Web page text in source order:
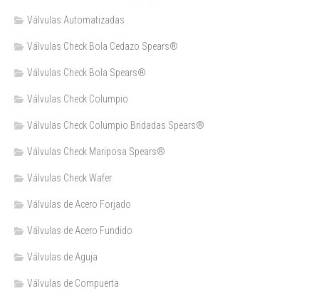
Válvulas Automatizadas
Válvulas Check Bola Cedazo Spears®
Válvulas Check Bola Spears®
Válvulas Check Columpio
Válvulas Check Columpio Bridadas Spears®
Válvulas Check Mariposa Spears®
Válvulas Check Wafer
Válvulas de Acero Forjado
Válvulas de Acero Fundido
Válvulas de Aguja
Válvulas de Compuerta